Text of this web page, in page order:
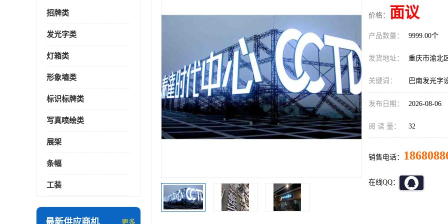
招牌类
发光字类
灯箱类
形象墙类
标识标牌类
写真喷绘类
展架
条幅
工装
最新供应商机 更多
价格： 面议
产品数量： 9999.00个
发货地址： 重庆市渝北
关键词： 巴南发光字
发布日期： 2026-08-06
阅 读 量： 32
销售电话：
在线QQ：